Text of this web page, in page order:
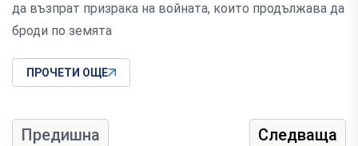
да възпрат призрака на войната, които продължава да
броди по земята
ПРОЧЕТИ ОЩЕ
Предишна Следваща